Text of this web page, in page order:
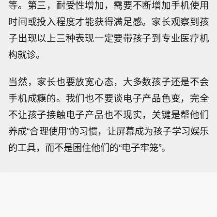
等。第三，耐受性增加，需要不断增加手机使用
时间或投入程度才能获得满足感。家长观察到孩
子出现以上三种表现一定要带孩子到专业医疗机
构就诊。
当然，家长也要放宽心态，大多数孩子还是不会
手机成瘾的。我们也不要谈电子产品色变，完全
不让孩子接触电子产品也不现实，关键是帮他们
养成“合理使用”的习惯，让屏幕成为孩子学习娱乐
的工具，而不是困住他们的“电子牢笼”。